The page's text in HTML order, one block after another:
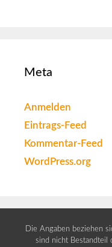
Meta
Anmelden
Eintrags-Feed
Kommentar-Feed
WordPress.org
Die Angaben beziehen
sind nicht Bestandteil